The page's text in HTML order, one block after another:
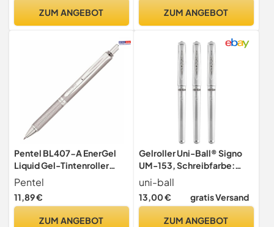
Stück (5er Pack)
ZUM ANGEBOT ZUM ANGEBOT
Pentel BL407-A EnerGel
Liquid Gel-Tintenroller
Sterling, silberfarbenes
Metallgehäuse, 0,35 mm
Strichstärke, Schreibfarbe
Pentel
11,89 €
ZUM ANGEBOT
Gelroller Uni-Ball® Signo
UM-153, Schreibfarbe:
weiß (3 Stück)
uni-ball
13,00 € gratis Versand
ZUM ANGEBOT